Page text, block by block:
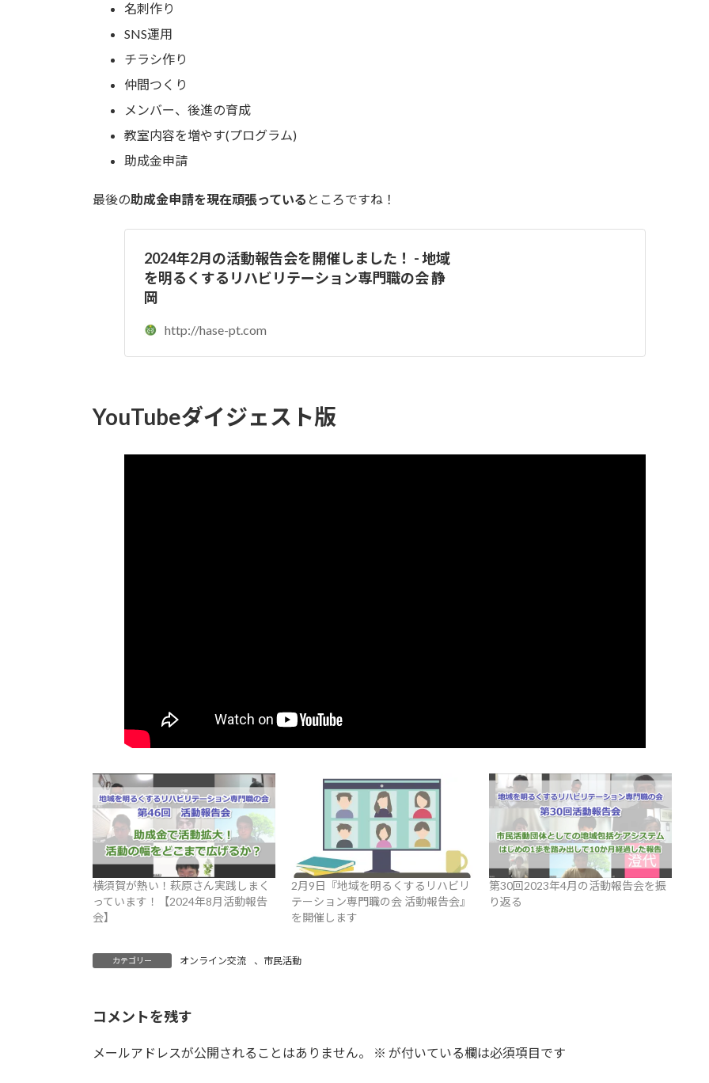
名刺作り
SNS運用
チラシ作り
仲間つくり
メンバー、後進の育成
教室内容を増やす(プログラム)
助成金申請
最後の助成金申請を現在頑張っている ところですね！
2024年2月の活動報告会を開催しました！ - 地域
を明るくするリハビリテーション専門職の会 静
岡
http://hase-pt.com
YouTubeダイジェスト版
横須賀が熱い！萩原さん実践しまく
っています！【2024年8月活動報告
会】
2月9日『地域を明るくするリハビリ
テーション専門職の会 活動報告会』
を開催します
第30回2023年4月の活動報告会を振
り返る
カテゴリー オンライン交流 、 市民活動
コメントを残す
メールアドレスが公開されることはありません。 ※ が付いている欄は必須項目です